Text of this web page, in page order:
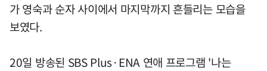
가 영숙과 순자 사이에서 마지막까지 흔들리는 모습을
보였다.
20일 방송된 SBS Plus·ENA 연애 프로그램 '나는